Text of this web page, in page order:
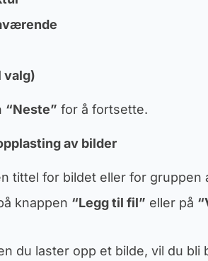
valg)
“Neste” for å fortsette.
av bilder
tittel for bildet eller for gruppen
knappen “Legg til fil” eller på
du laster opp et bilde, vil du bli